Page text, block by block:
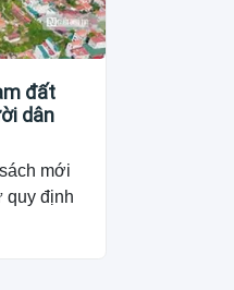
đất
dân
mới
quy định